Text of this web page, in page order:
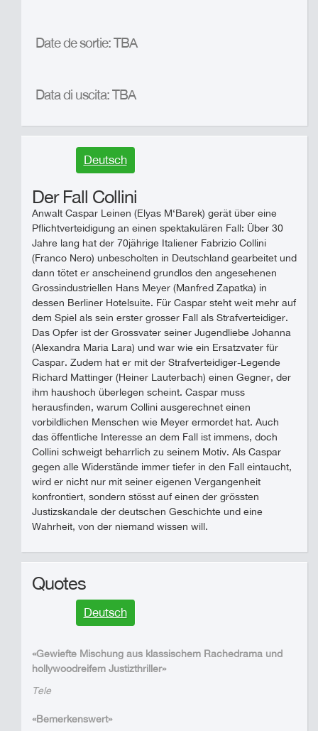
Date de sortie: TBA
Data di uscita: TBA
Deutsch
Der Fall Collini
Anwalt Caspar Leinen (Elyas M‘Barek) gerät über eine
Pflichtverteidigung an einen spektakulären Fall: Über 30
Jahre lang hat der 70jährige Italiener Fabrizio Collini
(Franco Nero) unbescholten in Deutschland gearbeitet und
dann tötet er anscheinend grundlos den angesehenen
Grossindustriellen Hans Meyer (Manfred Zapatka) in
dessen Berliner Hotelsuite. Für Caspar steht weit mehr auf
dem Spiel als sein erster grosser Fall als Strafverteidiger.
Das Opfer ist der Grossvater seiner Jugendliebe Johanna
(Alexandra Maria Lara) und war wie ein Ersatzvater für
Caspar. Zudem hat er mit der Strafverteidiger-Legende
Richard Mattinger (Heiner Lauterbach) einen Gegner, der
ihm haushoch überlegen scheint. Caspar muss
herausfinden, warum Collini ausgerechnet einen
vorbildlichen Menschen wie Meyer ermordet hat. Auch
das öffentliche Interesse an dem Fall ist immens, doch
Collini schweigt beharrlich zu seinem Motiv. Als Caspar
gegen alle Widerstände immer tiefer in den Fall eintaucht,
wird er nicht nur mit seiner eigenen Vergangenheit
konfrontiert, sondern stösst auf einen der grössten
Justizskandale der deutschen Geschichte und eine
Wahrheit, von der niemand wissen will.
Quotes
Deutsch
«Gewiefte Mischung aus klassischem Rachedrama und
hollywoodreifem Justizthriller»
Tele
«Bemerkenswert»